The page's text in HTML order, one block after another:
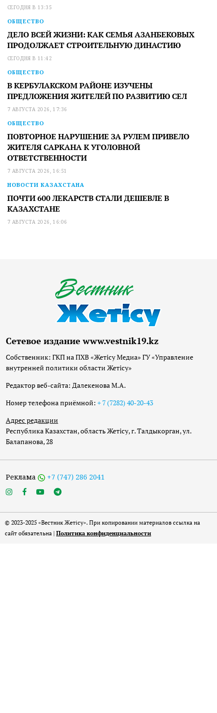
СЕГОДНЯ В 13:35
ОБЩЕСТВО
ДЕЛО ВСЕЙ ЖИЗНИ: КАК СЕМЬЯ АЗАНБЕКОВЫХ
ПРОДОЛЖАЕТ СТРОИТЕЛЬНУЮ ДИНАСТИЮ
СЕГОДНЯ В 11:42
ОБЩЕСТВО
В КЕРБУЛАКСКОМ РАЙОНЕ ИЗУЧЕНЫ
ПРЕДЛОЖЕНИЯ ЖИТЕЛЕЙ ПО РАЗВИТИЮ СЕЛ
7 АВГУСТА 2026, 17:36
ОБЩЕСТВО
ПОВТОРНОЕ НАРУШЕНИЕ ЗА РУЛЕМ ПРИВЕЛО
ЖИТЕЛЯ САРКАНА К УГОЛОВНОЙ
ОТВЕТСТВЕННОСТИ
7 АВГУСТА 2026, 16:51
НОВОСТИ КАЗАХСТАНА
ПОЧТИ 600 ЛЕКАРСТВ СТАЛИ ДЕШЕВЛЕ В
КАЗАХСТАНЕ
7 АВГУСТА 2026, 16:06
Сетевое издание www.vestnik19.kz
Собственник: ГКП на ПХВ «Жетісу Медиа» ГУ «Управление
внутренней политики области Жетісу»
Редактор веб-сайта: Далекенова М.А.
Номер телефона приёмной: + 7 (7282) 40-20-43
Адрес редакции
Республика Казахстан, область Жетісу, г. Талдыкорган, ул.
Балапанова, 28
Реклама +7 (747) 286 2041
© 2023-2025 «Вестник Жетісу». При копировании материалов ссылка на
сайт обязательна | Политика конфиденциальности